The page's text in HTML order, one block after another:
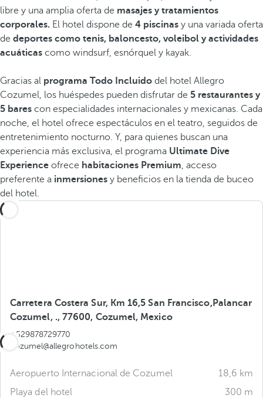
libre y una amplia oferta de masajes y tratamientos
corporales. El hotel dispone de 4 piscinas y una variada oferta
de deportes como tenis, baloncesto, voleibol y actividades
acuáticas como windsurf, esnórquel y kayak.
Gracias al programa Todo Incluido del hotel Allegro
Cozumel, los huéspedes pueden disfrutar de 5 restaurantes y
5 bares con especialidades internacionales y mexicanas. Cada
noche, el hotel ofrece espectáculos en el teatro, seguidos de
entretenimiento nocturno. Y, para quienes buscan una
experiencia más exclusiva, el programa Ultimate Dive
Experience ofrece habitaciones Premium , acceso
preferente a inmersiones y beneficios en la tienda de buceo
del hotel.
Carretera Costera Sur, Km 16,5 San Francisco,Palancar
Cozumel, ., 77600, Cozumel, Mexico
+529878729770
cozumel@allegrohotels.com
Aeropuerto Internacional de Cozumel
18,6 km
Playa del hotel
300 m